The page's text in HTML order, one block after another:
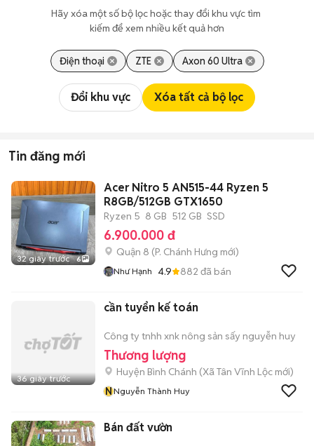
Hãy xóa một số bộ lọc hoặc thay đổi khu vực tìm
kiếm để xem nhiều kết quả hơn
Điện thoại ZTE Axon 60 Ultra
Đổi khu vực Xóa tất cả bộ lọc
Tin đăng mới
32 giây trước 6
Acer Nitro 5 AN515-44 Ryzen 5
R8GB/512GB GTX1650
Ryzen 5 8 GB 512 GB SSD
6.900.000 đ
Quận 8 (P. Chánh Hưng mới)
Như Hạnh 4.9 882 đã bán
36 giây trước
cần tuyển kế toán
Công ty tnhh xnk nông sản sấy nguyễn huy
Thương lượng
Huyện Bình Chánh (Xã Tân Vĩnh Lộc mới)
NNguyễn Thành Huy
Bán đất vườn